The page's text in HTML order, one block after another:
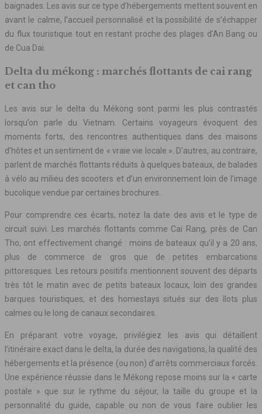
baignades. Les avis sur ce type d’hébergements mettent souvent en
avant le calme, l’accueil personnalisé et la possibilité de s’échapper
du flux touristique tout en restant proche des plages d’An Bang ou
de Cua Dai.
Delta du mékong : marchés flottants de cai rang
et can tho
Les avis sur le delta du Mékong sont parmi les plus contrastés
lorsqu’on parle du Vietnam. Certains voyageurs évoquent des
moments forts, des rencontres authentiques dans des maisons
d’hôtes et un sentiment de « vraie vie locale ». D’autres, au contraire,
parlent de marchés flottants réduits à quelques bateaux, de balades
à vélo au milieu des scooters et d’un environnement loin de l’image
bucolique vendue par certaines brochures.
Pour comprendre ces écarts, notez la date des avis et le type de
circuit suivi. Les marchés flottants comme Cai Rang, près de Can
Tho, ont effectivement changé : moins de bateaux qu’il y a 20 ans,
plus de commerce de gros que de petites embarcations
pittoresques. Les retours positifs mentionnent souvent des départs
très tôt le matin avec de petits bateaux locaux, loin des grandes
barques touristiques, et des homestays situés sur des îlots plus
calmes ou le long de canaux secondaires.
En préparant votre voyage, privilégiez les avis qui détaillent
l’itinéraire exact dans le delta, la durée des navigations, la qualité des
hébergements et la présence (ou non) d’arrêts commerciaux forcés.
Une expérience réussie dans le Mékong repose moins sur la « carte
postale » que sur le rythme du séjour, la taille du groupe et la
personnalité du guide, capable ou non de vous faire oublier les